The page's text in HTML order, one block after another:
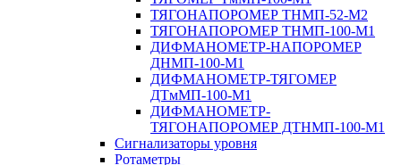
ТЯГОНАПОРОМЕР ТНМП-52-М2
ТЯГОНАПОРОМЕР ТНМП-100-М1
ДИФМАНОМЕТР-НАПОРОМЕР
ДНМП-100-М1
ДИФМАНОМЕТР-ТЯГОМЕР
ДТмМП-100-М1
ДИФМАНОМЕТР-
ТЯГОНАПОРОМЕР ДТНМП-100-М1
Сигнализаторы уровня
Ротаметры